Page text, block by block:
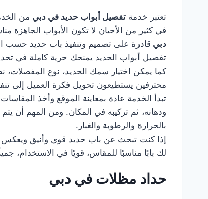
تعتبر خدمة تفصيل أبواب حديد في دبي من
في كثير من الأحيان لا تكون الأبواب
دبي قادرة على تصميم وتنفيذ باب حديد حسب
تفصيل أبواب الحديد يمنحك حرية كاملة في
كما يمكن اختيار سمك الحديد، نوع المفصلات،
محترفين يستطيعون تحويل فكرة العميل إلى
تبدأ الخدمة عادة بمعاينة الموقع وأخذ
ودهانه، ثم تركيبه في المكان. ومن المهم أن
بالحرارة والرطوبة والغبار.
إذا كنت تبحث عن باب حديد قوي وأنيق
لك بابًا مناسبًا للمقاس، قويًا في
حداد مظلات في دبي